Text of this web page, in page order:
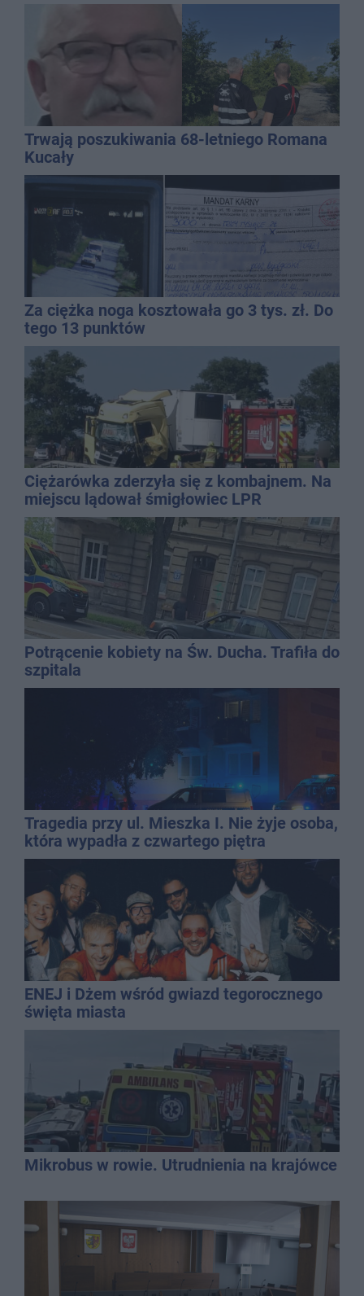
Trwają poszukiwania 68-letniego Romana
Kucały
Za ciężka noga kosztowała go 3 tys. zł. Do
tego 13 punktów
Ciężarówka zderzyła się z kombajnem. Na
miejscu lądował śmigłowiec LPR
Potrącenie kobiety na Św. Ducha. Trafiła do
szpitala
Tragedia przy ul. Mieszka I. Nie żyje osoba,
która wypadła z czwartego piętra
ENEJ i Dżem wśród gwiazd tegorocznego
święta miasta
Mikrobus w rowie. Utrudnienia na krajówce